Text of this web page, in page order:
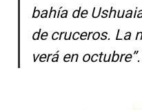
bahía de
de cruceros. La
verá en octubre”.